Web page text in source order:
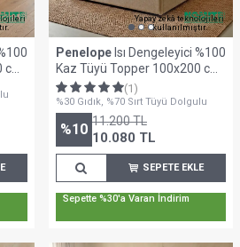
Yapay zekâ teknolojileri
kullanılmıştır.
Penelope Isı Dengeleyici %100
Kaz Tüyü Topper 100x200 cm
- Piume Punto Serisi
(1)
%30 Gıdık, %70 Sırt Tüyü Dolgulu
%10 11.200TL
10.080 TL
SEPETE EKLE
Sepette %30'a Varan İndirim